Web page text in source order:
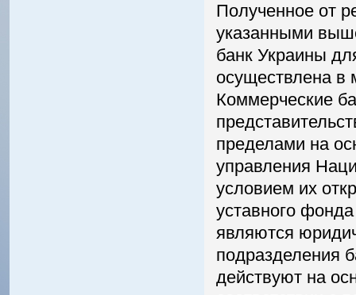
Полученное от
указанными
банк Украины
осуществлена в
Коммерческие
пределами на
управления
условием их
уставного
являются
подразделения
действуют на